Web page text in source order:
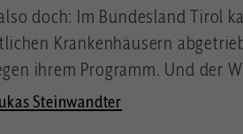
doch: Im Bundesland Tirol
Krankenhäusern
ihrem Programm. Und der
Steinwandter